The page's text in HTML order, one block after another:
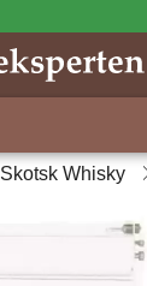
Skotsk Whisky